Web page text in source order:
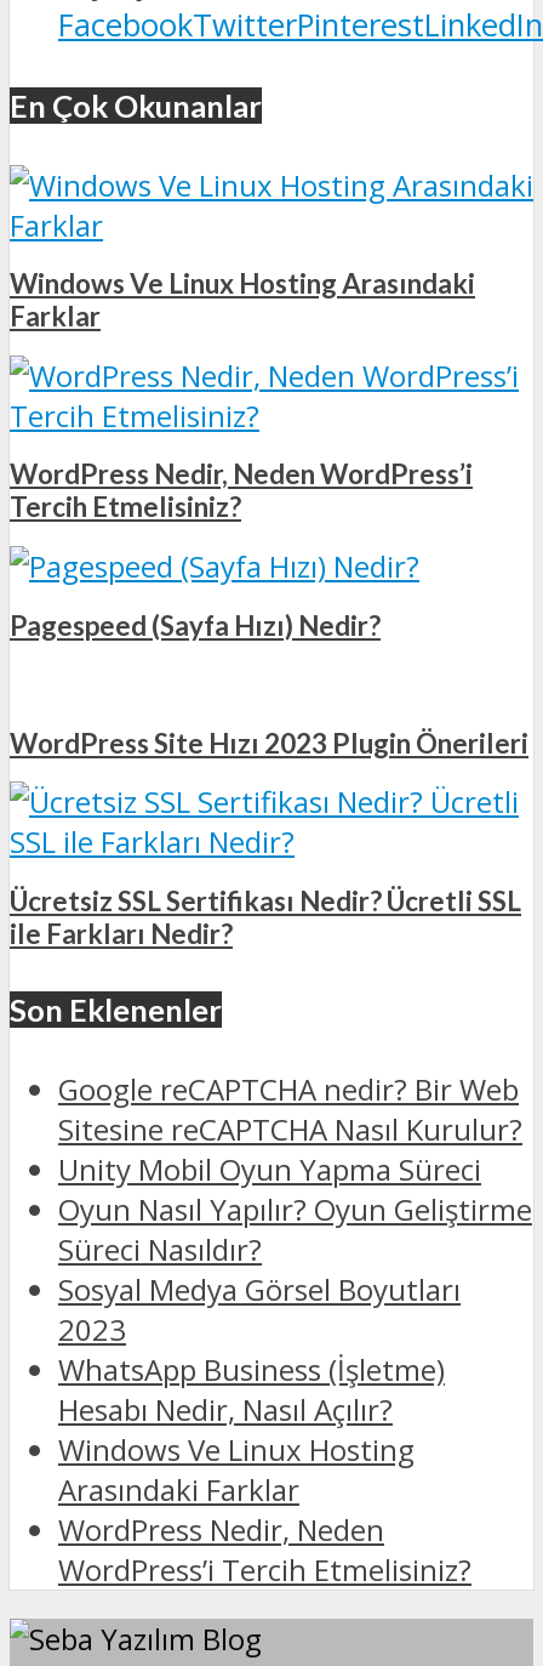
FacebookTwitterPinterestLinkedIn
En Çok Okunanlar
Windows Ve Linux Hosting Arasındaki
Farklar
WordPress Nedir, Neden WordPress’i
Tercih Etmelisiniz?
Pagespeed (Sayfa Hızı) Nedir?
WordPress Site Hızı 2023 Plugin Önerileri
Ücretsiz SSL Sertifikası Nedir? Ücretli SSL
ile Farkları Nedir?
Son Eklenenler
Google reCAPTCHA nedir? Bir Web
Sitesine reCAPTCHA Nasıl Kurulur?
Unity Mobil Oyun Yapma Süreci
Oyun Nasıl Yapılır? Oyun Geliştirme
Süreci Nasıldır?
Sosyal Medya Görsel Boyutları
2023
WhatsApp Business (İşletme)
Hesabı Nedir, Nasıl Açılır?
Windows Ve Linux Hosting
Arasındaki Farklar
WordPress Nedir, Neden
WordPress’i Tercih Etmelisiniz?